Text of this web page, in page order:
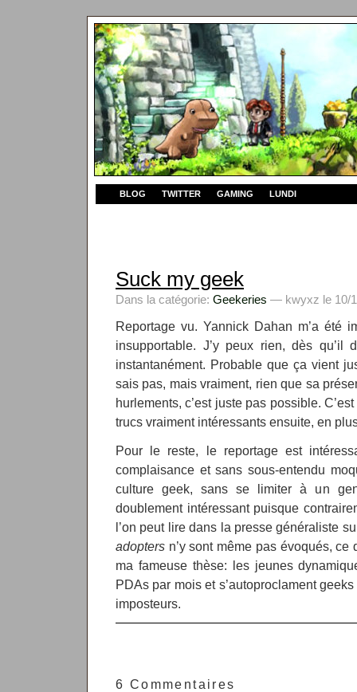
BLOG TWITTER GAMING LUNDI
Suck my geek
Dans la catégorie: Geekeries — kwyxz le 10/
Reportage vu. Yannick Dahan m’a été
insupportable. J’y peux rien, dès
instantanément. Probable que ça vient
sais pas, mais vraiment, rien que sa
hurlements, c’est juste pas possible.
trucs vraiment intéressants ensuite, en
Pour le reste, le reportage est
complaisance et sans sous-entendu
culture geek, sans se limiter à un
doublement intéressant puisque
l’on peut lire dans la presse généraliste
adopters n’y sont même pas évoqués,
ma fameuse thèse: les jeunes
PDAs par mois et s’autoproclament
imposteurs.
6 Commentaires